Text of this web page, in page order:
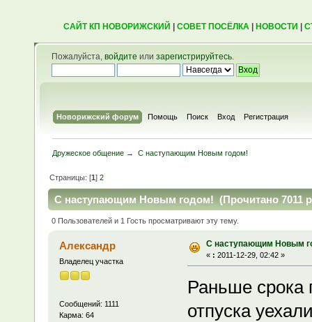
САЙТ КП НОВОРИЖСКИЙ СОВЕТ ПОСЁЛКА| НОВОСТИ
Пожалуйста, войдите или зарегистрируйтесь.
Новорижский форум Помощь Поиск Вход Регистрация
Дружеское общение → С наступающим Новым годом!
Страницы: [1]2
С наступающим Новым годом! (Прочитано 7011
0 Пользователей и 1 Гость просматривают эту тему.
Александр
Владелец участка
Сообщений: 1111
Карма: 64
С наступающим Новым
« : 2011-12-29, 02:42 »
Раньше срока
отпуска